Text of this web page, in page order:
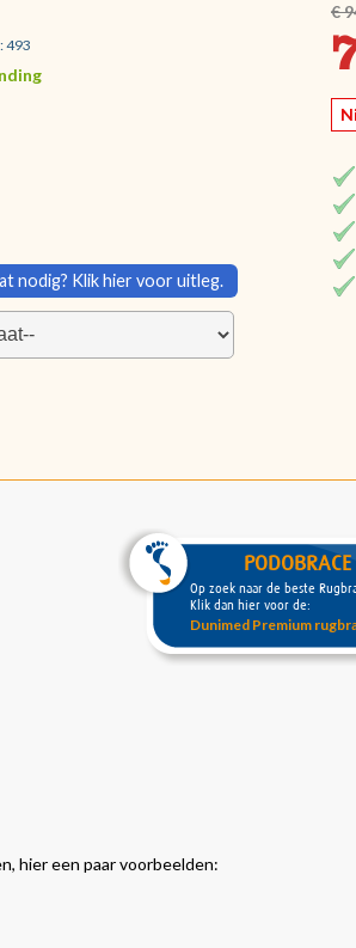
€
493
nodig? Klik hier voor uitleg.
Op zoek naar de beste
Klik dan hier voor de:
Dunimed Premium
hier een paar voorbeelden: